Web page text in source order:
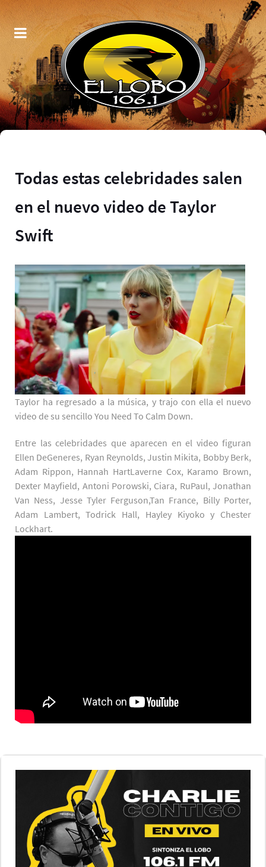
Todas estas celebridades salen
en el nuevo video de Taylor
Swift
Taylor ha regresado a la música, y trajo con ella el nuevo
video de su sencillo You Need To Calm Down.
Entre las celebridades que aparecen en el video figuran
Ellen DeGeneres, Ryan Reynolds, Justin Mikita, Bobby Berk,
Adam Rippon, Hannah HartLaverne Cox, Karamo Brown,
Dexter Mayfield, Antoni Porowski, Ciara, RuPaul, Jonathan
Van Ness, Jesse Tyler Ferguson,Tan France, Billy Porter,
Adam Lambert, Todrick Hall, Hayley Kiyoko y Chester
Lockhart.